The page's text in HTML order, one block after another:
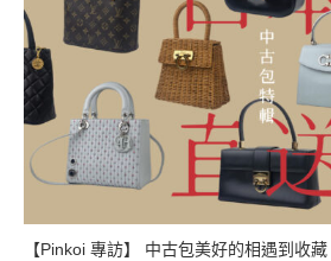
【Pinkoi 專訪】 中古包美好的相遇到收